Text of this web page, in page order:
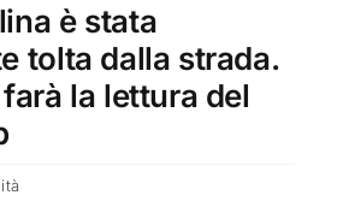
è stata
tolta dalla strada.
la lettura del